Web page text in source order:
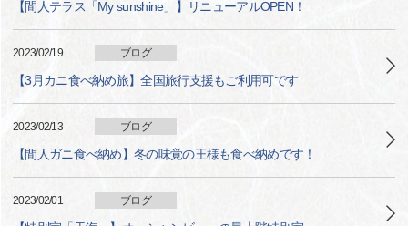
【間人テラス「My sunshine」】リニューアルOPEN！
2023/02/19 ブログ
【3月カニ食べ納め旅】全国旅行支援もご利用可です
2023/02/13 ブログ
【間人ガニ食べ納め】冬の味覚の王様も食べ納めです！
2023/02/01 ブログ